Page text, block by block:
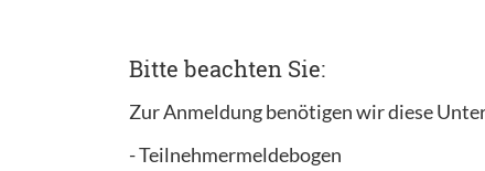
Bitte beachten Sie:
Zur Anmeldung benötigen wir diese
- Teilnehmermeldebogen